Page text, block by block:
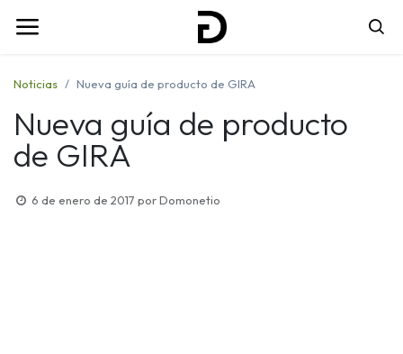
Noticias Nueva guía de producto de GIRA
Nueva guía de producto
de GIRA
6 de enero de 2017 porDomonetio